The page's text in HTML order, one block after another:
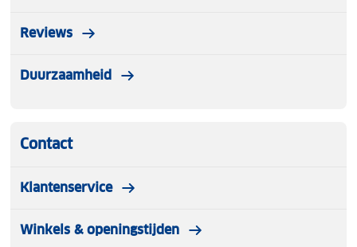
Reviews
Duurzaamheid
Contact
Klantenservice
Winkels & openingstijden